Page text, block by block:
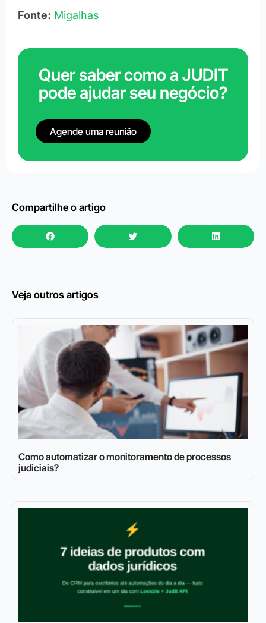
Fonte: Migalhas
Quer saber como a JUDIT
pode ajudar seu negócio?
Agende uma reunião
Compartilhe o artigo
Veja outros artigos
Como automatizar o monitoramento de processos
judiciais?